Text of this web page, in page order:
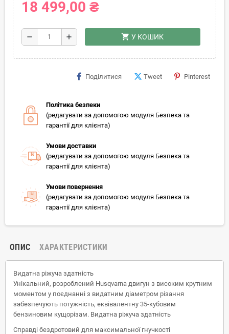
18 499,00 ₴
remove add shopping_cart У КОШИК
Поділитися Tweet Pinterest
Політика безпеки
(редагувати за допомогою модуля Безпека та
гарантії для клієнта)
Умови доставки
(редагувати за допомогою модуля Безпека та
гарантії для клієнта)
Умови повернення
(редагувати за допомогою модуля Безпека та
гарантії для клієнта)
ОПИС ХАРАКТЕРИСТИКИ
Видатна ріжуча здатність
Унікальний, розроблений Husqvarna двигун з високим крутним
моментом у поєднанні з видатним діаметром різання
забезпечують потужність, еквівалентну 35-кубовим
бензиновим кущорізам. Видатна ріжуча здатність
Справді бездротовий для максимальної гнучкості